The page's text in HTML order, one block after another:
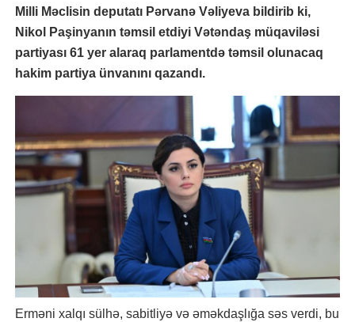
Milli Məclisin deputatı Pərvanə Vəliyeva bildirib ki,
Nikol Paşinyanın təmsil etdiyi Vətəndaş müqaviləsi
partiyası 61 yer alaraq parlamentdə təmsil olunacaq
hakim partiya ünvanını qazandı.
Erməni xalqı sülhə, sabitliyə və əməkdaşlığa səs verdi, bu